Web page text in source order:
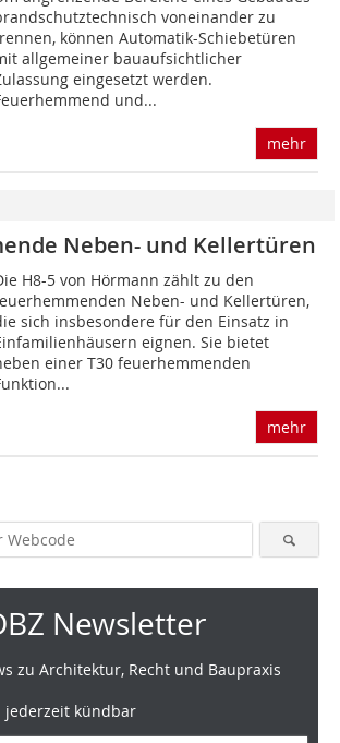
voneinander zu
können Automatik-Schiebetüren
allgemeiner bauaufsichtlicher
eingesetzt werden.
und...
mehr
Neben- und Kellertüren
H8-5 von Hörmann zählt zu den
Neben- und Kellertüren,
sich insbesondere für den Einsatz in
eignen. Sie bietet
einer T30 feuerhemmenden
mehr
Newsletter
zu Architektur, Recht und Baupraxis
jederzeit kündbar